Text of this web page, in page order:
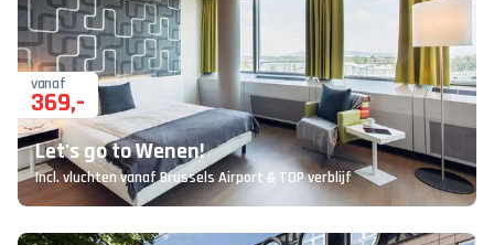
vanaf
369,-
Let's go to Wenen!
Incl. vluchten vanaf Brussels Airport & TOP verblijf